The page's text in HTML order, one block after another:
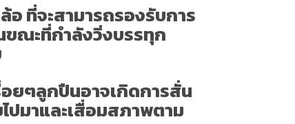
อ ที่จะสามารถรองรับการ
ขณะที่กำลังวิ่งบรรทุก
อยๆลูกปืนอาจเกิดการสั่น
ปมาและเสื่อมสภาพตาม